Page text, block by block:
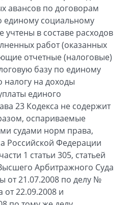
авансов по договорам
единому социальному
в составе расходов
работ (оказанных
отчетные (налоговые)
базу по единому
налогу на доходы
единого
23 Кодекса не содержит
оспариваемые
судами норм права,
Российской Федерации
1 статьи 305, статьей
Арбитражного Суда
21.07.2008 по делу №
22.09.2008 и